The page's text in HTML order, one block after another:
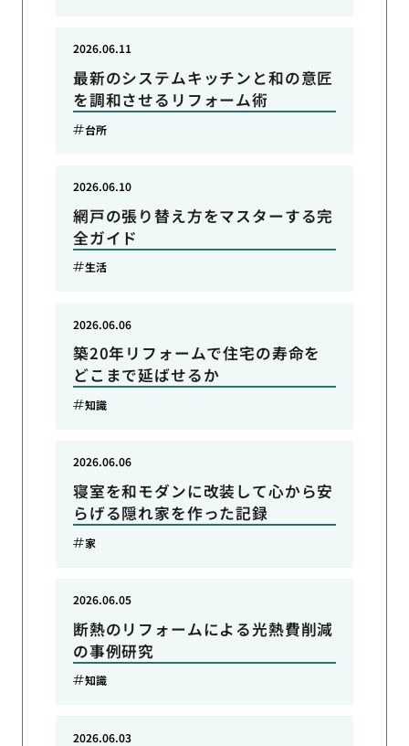
最新のシステムキッチンと和の意匠
を調和させるリフォーム術
2026.06.11
台所
網戸の張り替え方をマスターする完
全ガイド
2026.06.10
生活
築20年リフォームで住宅の寿命を
どこまで延ばせるか
2026.06.06
知識
寝室を和モダンに改装して心から安
らげる隠れ家を作った記録
2026.06.06
家
断熱のリフォームによる光熱費削減
の事例研究
2026.06.05
知識
2026.06.03